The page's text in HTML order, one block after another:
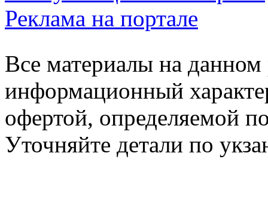
Реклама на портале
Все материалы на данном
информационный
офертой, определяемой
Уточняйте детали по